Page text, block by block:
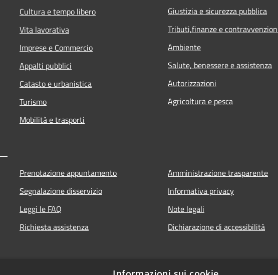
Cultura e tempo libero
Vita lavorativa
Imprese e Commercio
Appalti pubblici
Catasto e urbanistica
Turismo
Mobilità e trasporti
Giustizia e sicurezza pubblica
Tributi,finanze e
Ambiente
Salute, benessere e assistenza
Autorizzazioni
Agricoltura e pesca
Prenotazione appuntamento
Segnalazione disservizio
Leggi le FAQ
Richiesta assistenza
Amministrazione trasparente
Informativa privacy
Note legali
Dichiarazione di accessibilità